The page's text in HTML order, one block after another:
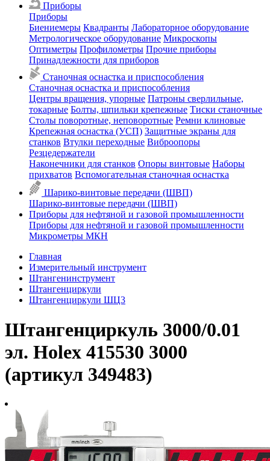
Приборы
Приборы
Биениемеры Квадранты Лабораторное оборудование
Метрологическое оборудование Микроскопы
Оптиметры Профилометры Прочие приборы
Принадлежности для приборов
Станочная оснастка и приспособления
Станочная оснастка и приспособления
Центры вращения, упорные Патроны сверлильные,
токарные Болты, шпильки крепежные Тиски станочные
Столы поворотные, неповоротные Ремни клиновые
Крепежная оснастка (УСП) Защитные экраны для
станков Втулки переходные Виброопоры
Резцедержатели
Наконечники для станков Опоры винтовые Наборы
прихватов Вспомогательная станочная оснастка
Шарико-винтовые передачи (ШВП)
Шарико-винтовые передачи (ШВП)
Приборы для нефтяной и газовой промышленности
Приборы для нефтяной и газовой промышленности
Микрометры МКН
Главная
Измерительный инструмент
Штангенинструмент
Штангенциркули
Штангенциркули ШЦ3
Штангенциркуль 3000/0.01
эл. Holex 415530 3000
(артикул 349483)